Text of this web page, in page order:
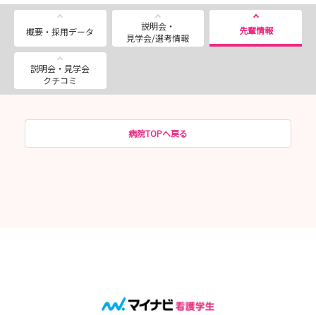
概要・採用データ
説明会・
見学会/選考情報
先輩情報
説明会・見学会
クチコミ
病院TOPへ戻る